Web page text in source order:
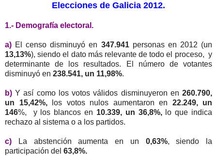
Elecciones de Galicia 2012.
1.- Demografía electoral.
a) El censo disminuyó en 347.941personas en 2012 (un
13,13%), siendo el dato más relevante de todo el proceso, y
determinante de los resultados. El número de votantes
disminuyó en 238.541, un 11,98%.
b)Y así como los votos válidos disminuyeron en260.790,
un 15,42%,los votos nulos aumentaron en 22.249, un
146%, y los blancos en 10.339, un 36,8%,lo que indica
rechazo al sistema o a los partidos.
c) La abstención aumenta en un 0,63%, siendo la
participación del 63,8%.